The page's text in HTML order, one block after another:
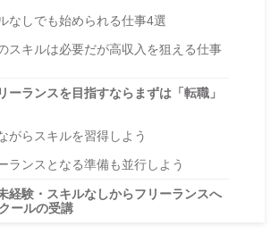
なしでも始められる仕事4選
スキルは必要だが高収入を狙える仕事
ーランスを目指すならまずは「転職」
がらスキルを習得しよう
ランスとなる準備も並行しよう
経験・スキルなしからフリーランスへ
ールの受講